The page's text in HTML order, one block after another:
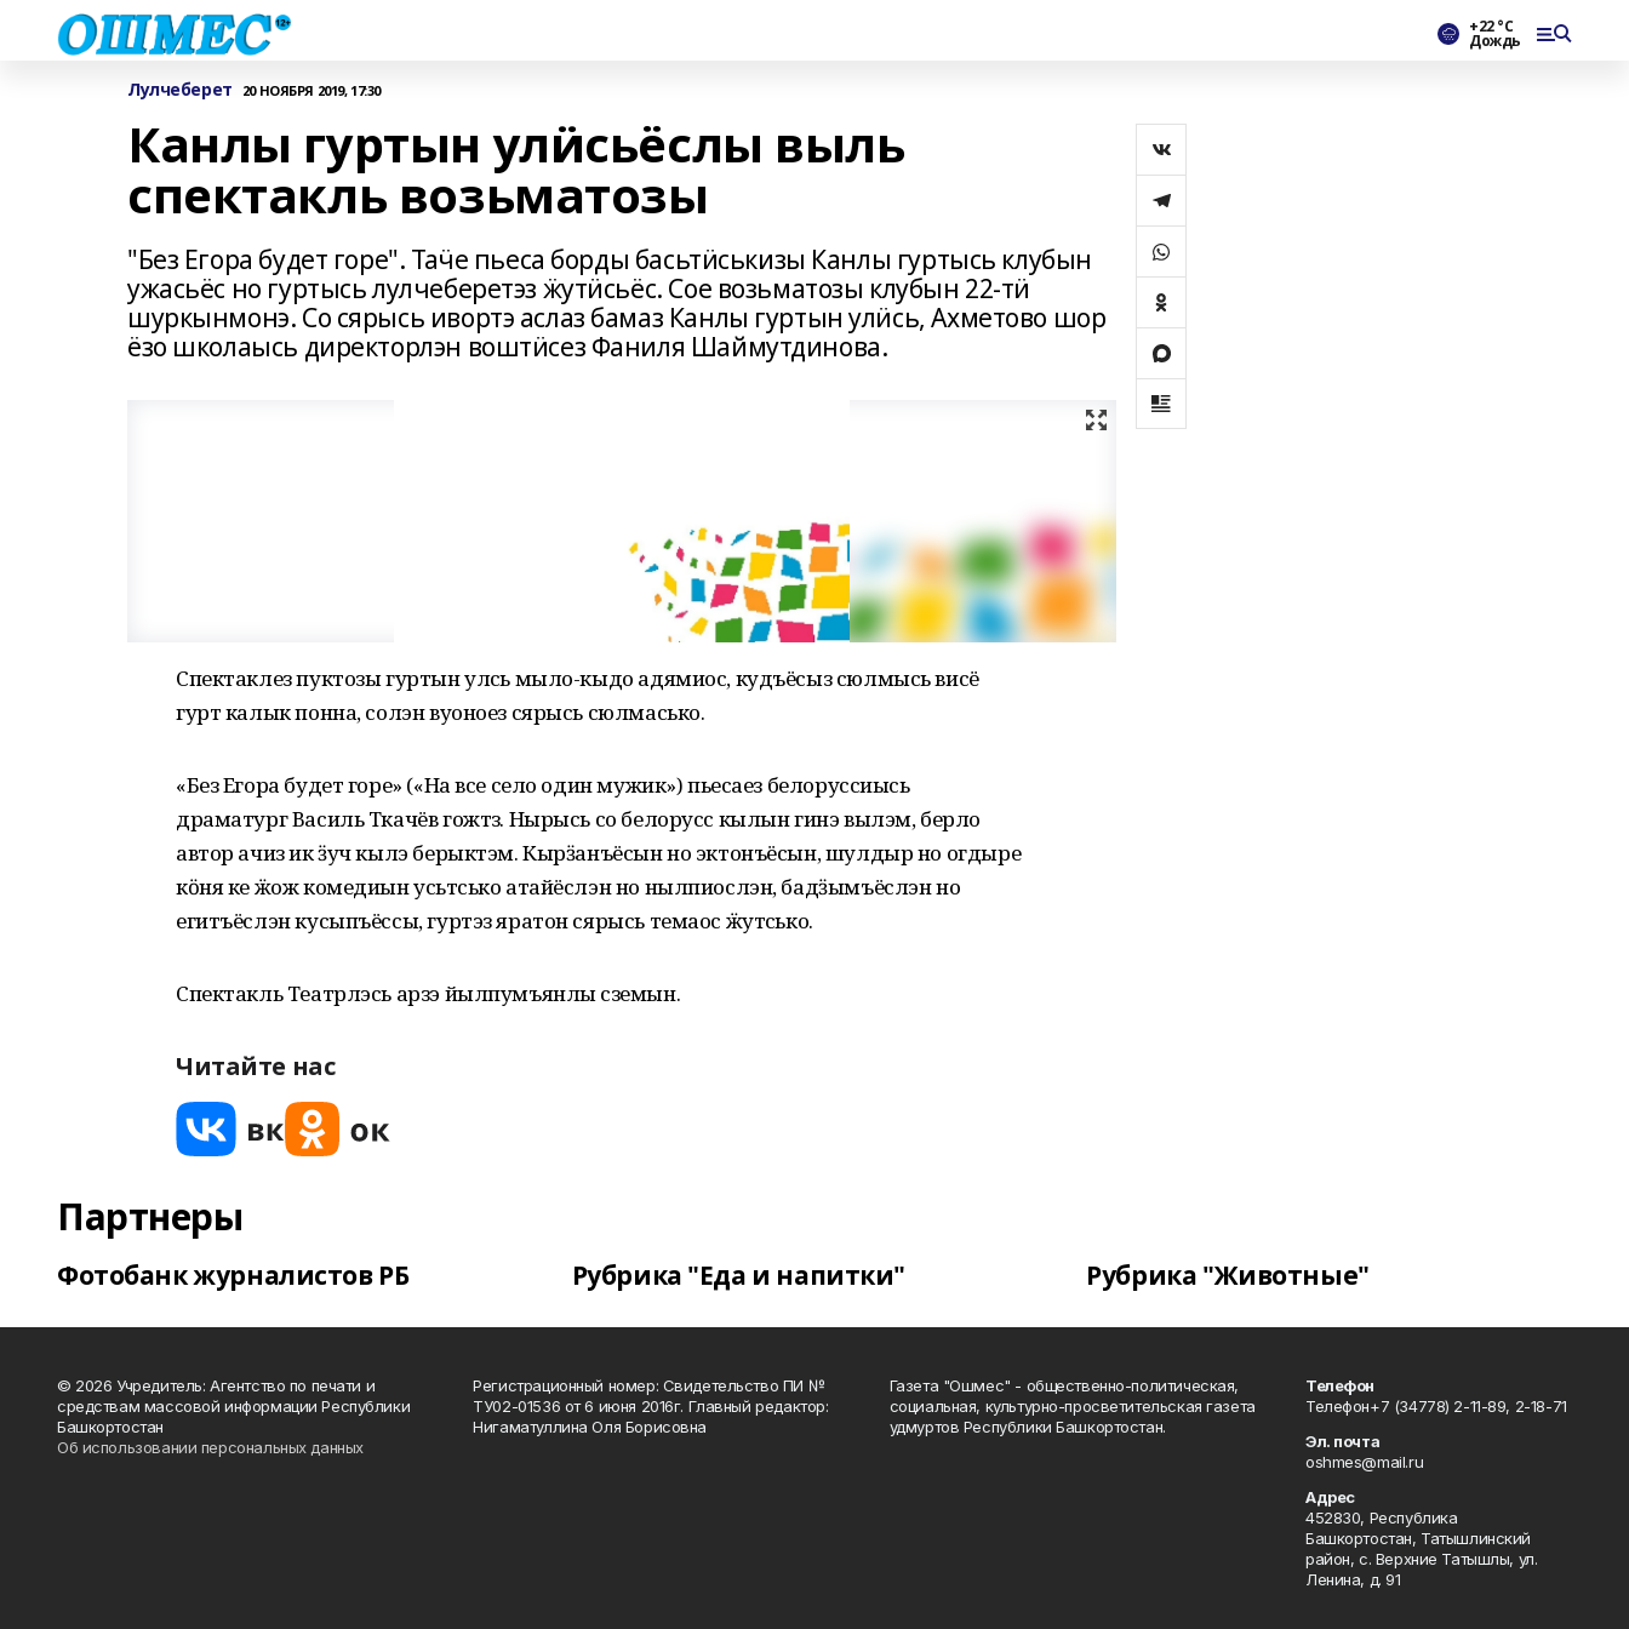
+22 °С
Дождь
Лулчеберет 20 НОЯБРЯ 2019, 17:30
Канлы гуртын улӥсьёслы выль
спектакль возьматозы
"Без Егора будет горе". Таӵе пьеса борды басьтӥськизы Канлы гуртысь клубын
ужасьёс но гуртысь лулчеберетэз ӝутӥсьёс. Сое возьматозы клубын 22-тӥ
шуркынмонэ. Со сярысь ивортэ аслаз бамаз Канлы гуртын улӥсь, Ахметово шор
ёзо школаысь директорлэн воштӥсез Фаниля Шаймутдинова.
Спектаклез пуктозы гуртын улӥсь мыло-кыдо адямиос, кудъёсыз сюлмысь висё
гурт калык понна, солэн вуоноез сярысь сюлмасько.
«Без Егора будет горе» («На все село один мужик») пьесаез белоруссиысь
драматург Василь Ткачёв гожтӥз. Нырысь со белорусс кылын гинэ вылэм, берло
автор ачиз ик ӟуч кылэ берыктэм. Кырӟанъёсын но эктонъёсын, шулдыр но огдыре
кӧня ке ӝож комедиын усьтӥсько атайёслэн но нылпиослэн, бадӟымъёслэн но
егитъёслэн кусыпъёссы, гуртэз яратон сярысь темаос ӝутӥсько.
Спектакль Театрлэсь арзэ йылпумъянлы сӥземын.
Читайте нас
Партнеры
Фотобанк журналистов РБ Рубрика "Еда и напитки" Рубрика "Животные"
© 2026 Учредитель: Агентство по печати и
средствам массовой информации Республики
Башкортостан
Об использовании персональных данных
Регистрационный номер: Свидетельство ПИ №
ТУ02-01536 от 6 июня 2016г. Главный редактор:
Нигаматуллина Оля Борисовна
Газета "Ошмес" - общественно-политическая,
социальная, культурно-просветительская газета
удмуртов Республики Башкортостан.
Телефон
Телефон+7 (34778) 2-11-89, 2-18-71
Эл. почта
oshmes@mail.ru
Адрес
452830, Республика
Башкортостан, Татышлинский
район, с. Верхние Татышлы, ул.
Ленина, д. 91